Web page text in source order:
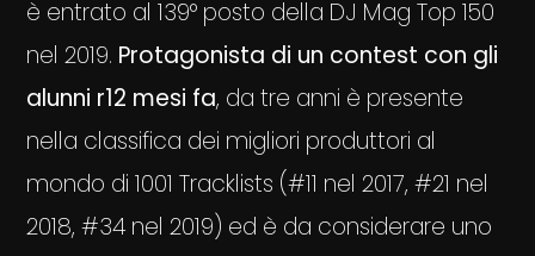
è entrato al 139° posto della DJ Mag Top 150
nel 2019. Protagonista di un contest con gli
alunni r12 mesi fa, da tre anni è presente
nella classifica dei migliori produttori al
mondo di 1001 Tracklists (#11 nel 2017, #21 nel
2018, #34 nel 2019) ed è da considerare uno